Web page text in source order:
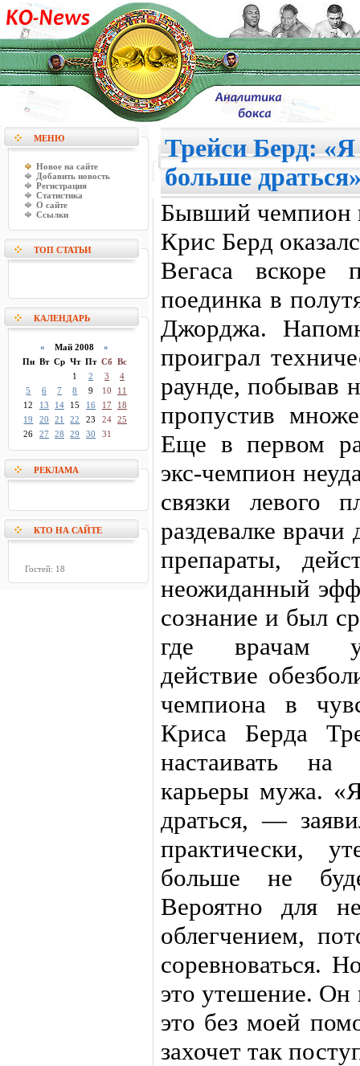
МЕНЮ
Новое на сайте
Добавить новость
Регистрация
Статистика
О сайте
Ссылки
ТОП СТАТЬИ
КАЛЕНДАРЬ
« Май 2008»
Пн Вт Ср Чт Пт Сб Вс
1
2 3
4
5
6 7 8 9 10
11
12
13 14 15 16 17
18
19
20 21 22 23 24 25
26
27 28 29 30 31
РЕКЛАМА
КТО НА САЙТЕ
Гостей: 18
Трейси Берд:
больше
Бывший чемпион
Крис Берд
Вегаса вскоре
поединка в
Джорджа.
проиграл
раунде, побывав
пропустив
Еще в первом
экс-чемпион
связки левого
раздевалке
препараты,
неожиданный
сознание и был
где врачам
действие
чемпиона в
Криса Берда
настаивать на
карьеры мужа.
драться, —
практически,
больше не
Вероятно для
облегчением,
соревноваться.
это утешение. Он
это без моей
захочет так